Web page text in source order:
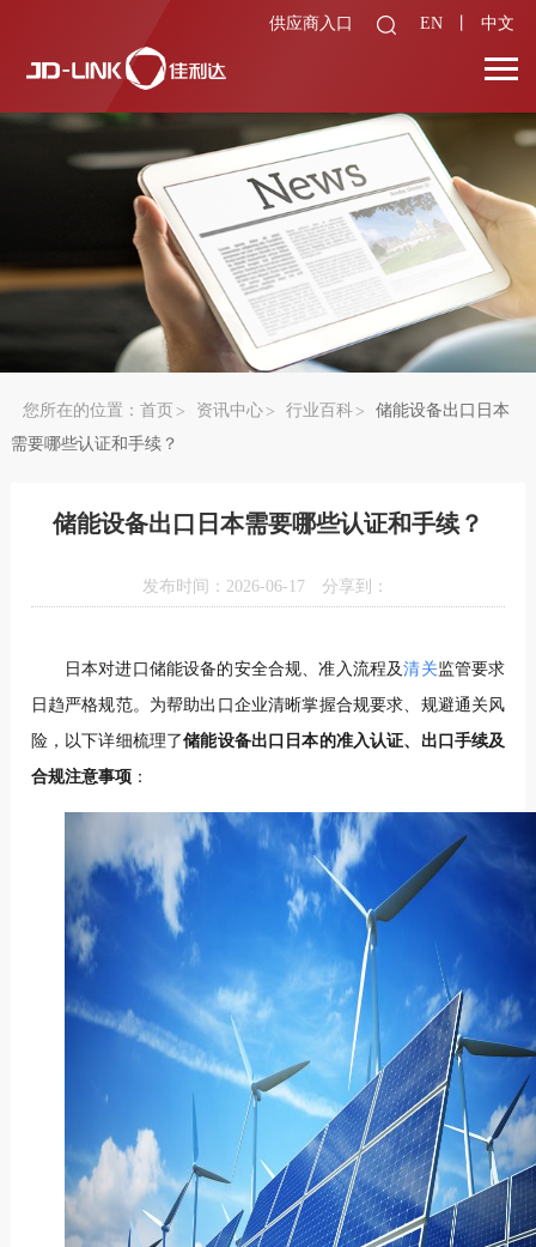
供应商入口 EN 中文
您所在的位置： 首页 资讯中心 行业百科
储能设备出口日本
需要哪些认证和手续？
储能设备出口日本需要哪些认证和手续？
发布时间：2026-06-17 分享到：
日本对进口储能设备的安全合规、准入流程及清关监管要求
日趋严格规范。为帮助出口企业清晰掌握合规要求、规避通关风
险，以下详细梳理了储能设备出口日本的准入认证、出口手续及
合规注意事项 ：